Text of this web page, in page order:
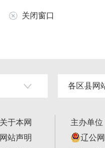
关闭窗口
各区县网
关于本网
网站声明
主办单
辽公